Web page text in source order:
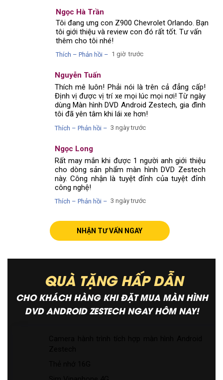
Thích – Phản hồi – 1 giờ trước
Tôi đang ưng con Z900 Chevrolet Orlando. Bạn
tôi giới thiệu và review con đó rất tốt. Tư vấn
thêm cho tôi nhé!
Ngọc Hà Trần
Thích mê luôn! Phải nói là trên cả đẳng cấp!
Định vị được vị trí xe mọi lúc mọi nơi! Từ ngày
dùng Màn hình DVD Android Zestech, gia đình
tôi đã yên tâm khi lái xe hơn!
Nguyễn Tuấn
Thích – Phản hồi – 3 ngày trước
Rất may mắn khi được 1 người anh giới thiệu
cho dòng sản phẩm màn hình DVD Zestech
này. Công nhận là tuyệt đỉnh của tuyệt đỉnh
công nghệ!
Ngọc Long
Thích – Phản hồi – 3 ngày trước
NHẬN TƯ VẤN NGAY
QUÀ TẶNG HẤP DẪN
CHO KHÁCH HÀNG KHI ĐẶT MUA MÀN HÌNH
DVD ANDROID ZESTECH NGAY HÔM NAY!